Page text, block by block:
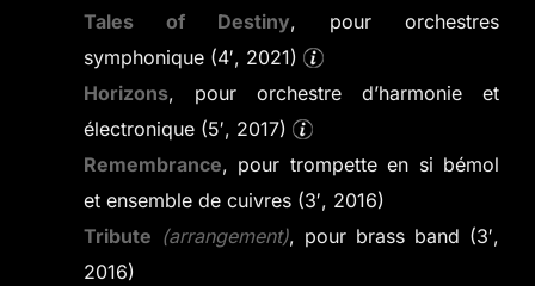
Tales of Destiny, pour orchestres
symphonique (4′, 2021)
Horizons, pour orchestre d’harmonie et
électronique (5′, 2017)
Remembrance, pour trompette en si bémol
et ensemble de cuivres (3′, 2016)
Tribute (arrangement), pour brass band (3′,
2016)